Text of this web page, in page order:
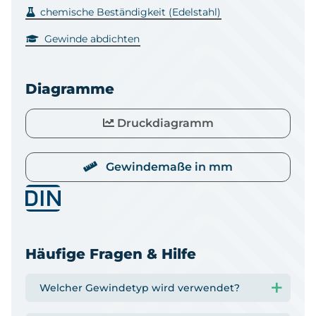
chemische Beständigkeit (Edelstahl)
Gewinde abdichten
Diagramme
Druckdiagramm
Gewindemaße in mm
Häufige Fragen & Hilfe
Welcher Gewindetyp wird verwendet?